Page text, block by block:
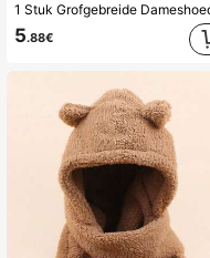
5.88€